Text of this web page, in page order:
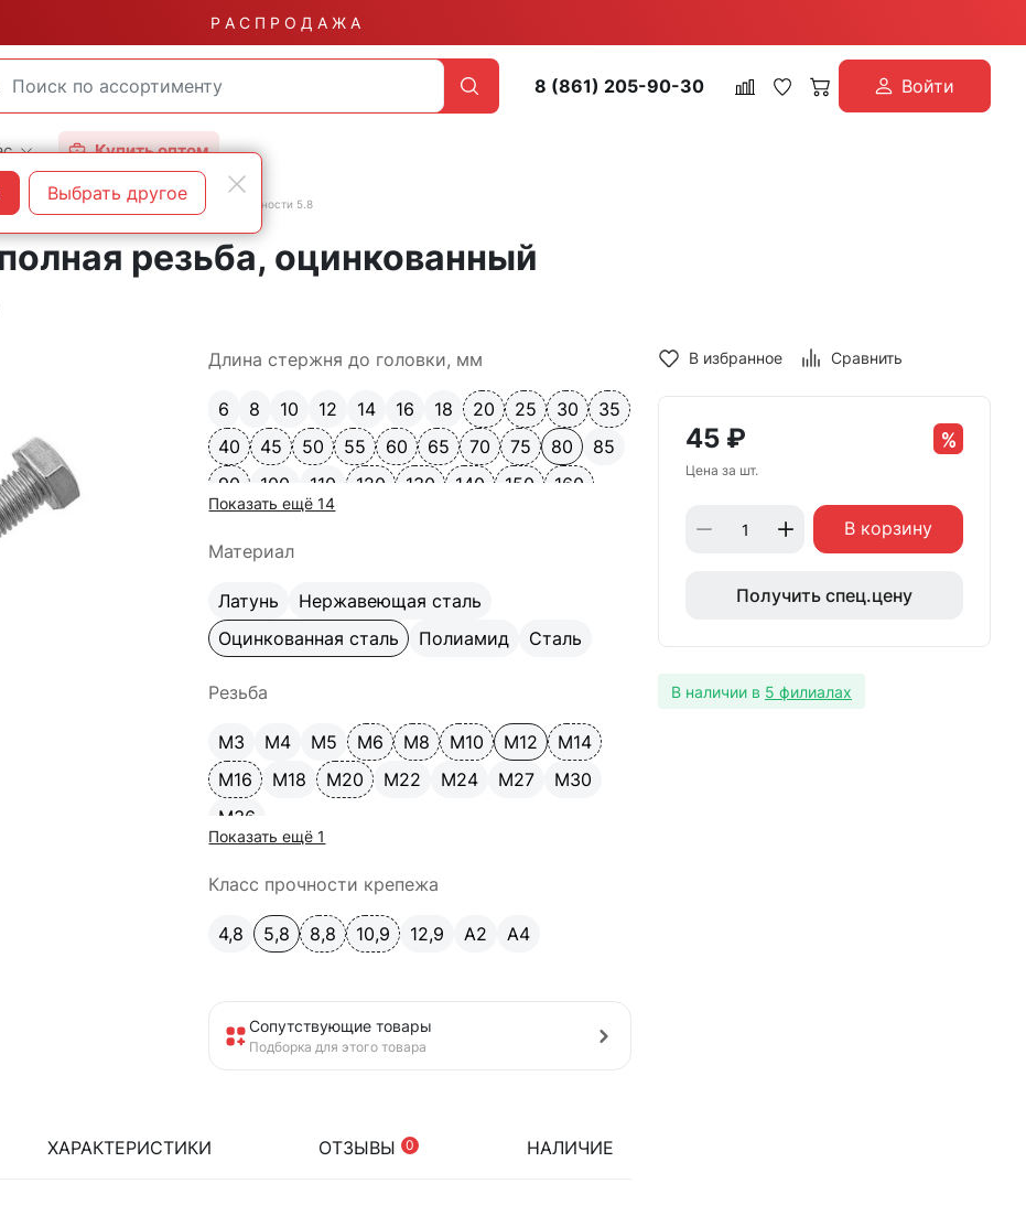
Р А С П Р О Д А Ж А
8 (861) 205-90-30 Войти
Купить оптом
резьбой DIN 933 полная резьба класс прочности 5.8
резьба, оцинкованный
Длина стержня до головки, мм
6 8 10 12 14 16 18 20 25 30
35
40
45 50 55 60 65 70 75 80
85
90
100 110 120 130 140 150
160
Показать ещё 14
Материал
Латунь
Нержавеющая сталь
Оцинкованная сталь
Полиамид Сталь
Резьба
М3 М4 М5 М6 М8 М10 М12
М14
М16
М18 М20 М22 М24 М27
М30
М36
Показать ещё 1
Класс прочности крепежа
4,8 5,8 8,8 10,9 12,9 A2 А4
Сопутствующие товары
Подборка для этого товара
ХАРАКТЕРИСТИКИ ОТЗЫВЫ 0 НАЛИЧИЕ
В избранное Сравнить
45 ₽
Цена за шт.
В корзину
Получить спец.цену
В наличии в 5 филиалах
Выбрать другое